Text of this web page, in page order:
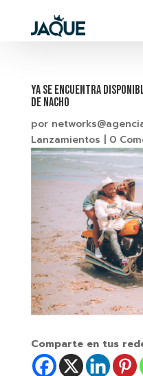
YA SE ENCUENTRA
DE NACHO
por
Lanzamientos
0
Comparte en tus